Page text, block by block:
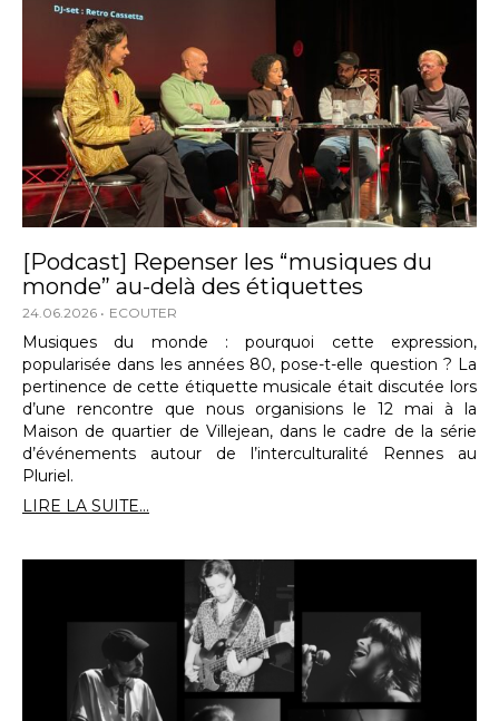
[Podcast] Repenser les “musiques du
monde” au-delà des étiquettes
24.06.2026 ECOUTER
Musiques du monde : pourquoi cette expression,
popularisée dans les années 80, pose-t-elle question ? La
pertinence de cette étiquette musicale était discutée lors
d’une rencontre que nous organisions le 12 mai à la
Maison de quartier de Villejean, dans le cadre de la série
d’événements autour de l’interculturalité Rennes au
Pluriel.
LIRE LA SUITE...